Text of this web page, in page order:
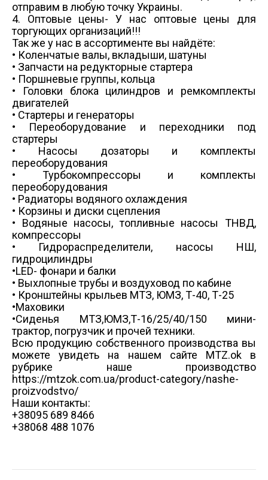
отправим в любую точку Украины.
4. Оптовые цены- У нас оптовые цены для
торгующих организаций!!!
Так же у нас в ассортименте вы найдёте:
• Коленчатые валы, вкладыши, шатуны
• Запчасти на редукторные стартера
• Поршневые группы, кольца
• Головки блока цилиндров и ремкомплекты
двигателей
• Стартеры и генераторы
• Переоборудование и переходники под
стартеры
• Насосы дозаторы и комплекты
переоборудования
• Турбокомпрессоры и комплекты
переоборудования
• Радиаторы водяного охлаждения
• Корзины и диски сцепления
• Водяные насосы, топливные насосы ТНВД,
компрессоры
• Гидрораспределители, насосы НШ,
гидроцилиндры
•LED- фонари и балки
• Выхлопные трубы и воздуховод по кабине
• Кронштейны крыльев МТЗ, ЮМЗ, Т-40, Т-25
•Маховики
•Сиденья МТЗ,ЮМЗ,Т-16/25/40/150 мини-
трактор, погрузчик и прочей техники.
Всю продукцию собственного производства вы
можете увидеть на нашем сайте MTZ.ok в
рубрике наше производство
https://mtzok.com.ua/product-category/nashe-
proizvodstvo/
Наши контакты:
+38095 689 8466
+38068 488 1076